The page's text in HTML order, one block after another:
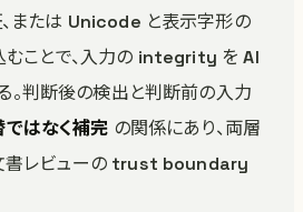
または Unicode と表示字形の
ことで、入力の integrity を AI
。判断後の検出と判断前の入力
ではなく補完 の関係にあり、両層
書レビューの trust boundary